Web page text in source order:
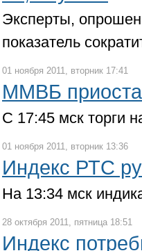
Эксперты,
показатель
01 ноября 2011, вторник 17:41
ММВБ
С 17:45 мск торги
01 ноября 2011, вторник 13:36
Индекс РТС
На 13:34 мск
28 октября 2011, пятница 18:51
Индекс